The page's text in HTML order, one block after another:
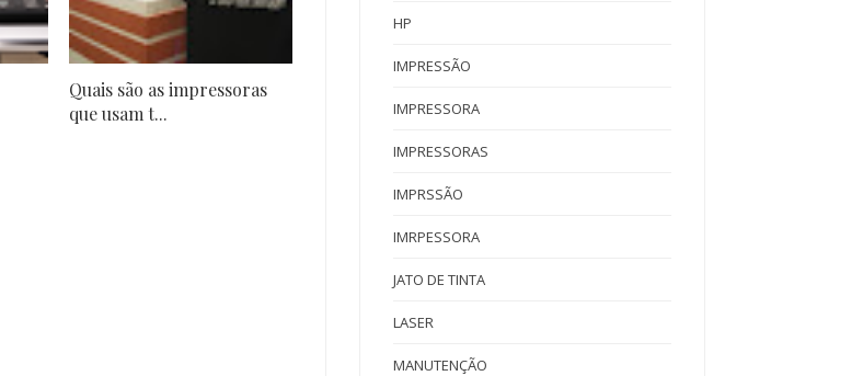
Quais são as impressoras
que usam t...
HP
IMPRESSÃO
IMPRESSORA
IMPRESSORAS
IMPRSSÃO
IMRPESSORA
JATO DE TINTA
LASER
MANUTENÇÃO